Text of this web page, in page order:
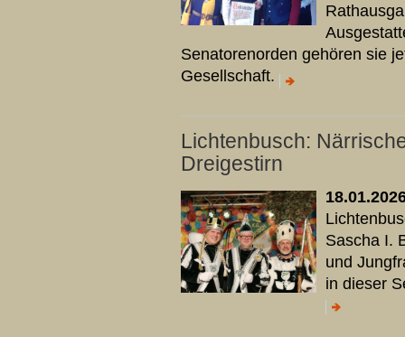
Senatorenorden gehören sie
Gesellschaft.
Lichtenbusch:
Dreigestirn
Sascha I.
und
in dieser